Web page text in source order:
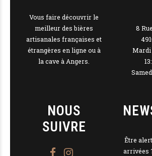
Vous faire découvrir le
meilleur des bières
artisanales françaises et
étrangères en ligne ou à
la cave à Angers.
8
Mardi
NOUS
SUIVRE
Être
arrivées